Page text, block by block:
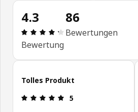
4.3
Bewertung: 4.3 von
Bewertung
86
Bewertungen
Kundenbewertungen überspringen
Tolles Produkt
Bewertung: 5 von 5
5